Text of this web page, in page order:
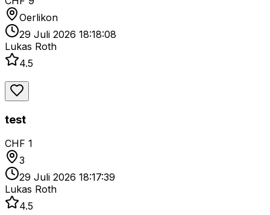
Oerlikon
29 Juli 2026 18:18:08
Lukas Roth
4.5
test
CHF 1
3
29 Juli 2026 18:17:39
Lukas Roth
4.5